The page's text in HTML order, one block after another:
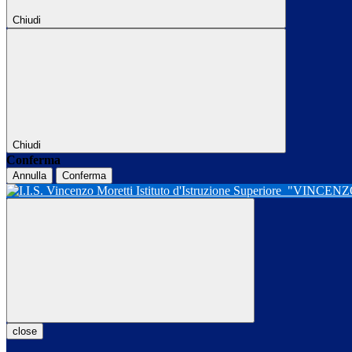
Chiudi
Chiudi
Conferma
Annulla Conferma
Istituto d'Istruzione Superiore
close